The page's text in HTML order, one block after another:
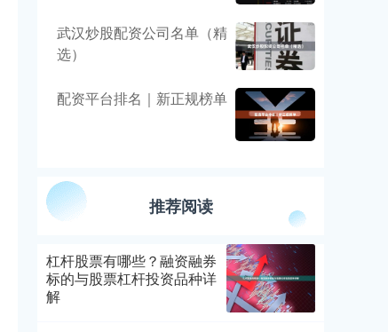
武汉炒股配资公司名单（精
选）
配资平台排名｜新正规榜单
推荐阅读
杠杆股票有哪些？融资融券
标的与股票杠杆投资品种详
解